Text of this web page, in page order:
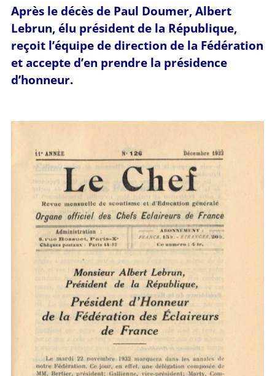
Après le décès de Paul Doumer, Albert
Lebrun, élu président de la République,
reçoit l’équipe de direction de la Fédération
et accepte d’en prendre la présidence
d’honneur.